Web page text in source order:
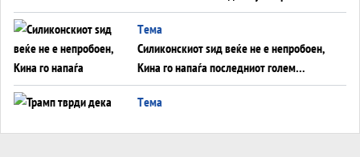
американска копнена инвазија
Tема
Силиконскиот ѕид веќе не е непробоен,
Кина го напаѓа последниот голем
монопол на Западот?
Tема